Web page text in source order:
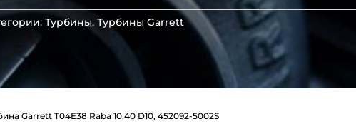
Турбины,Турбины Garrett
Garrett T04E38 Raba 10,40 D10, 452092-5002S